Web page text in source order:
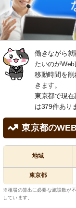
働きながら
たいのがWeb
移動時間を
きます。
東京都で現在
は379件あり
東京都の
地域
東京都
※相場の算出に必要な施設数が
しています。